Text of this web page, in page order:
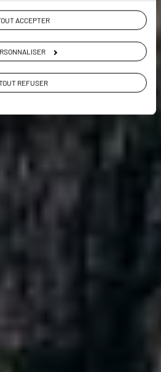
ACCEPTER
REFUSER
voyages en Afrique
PHOTOS